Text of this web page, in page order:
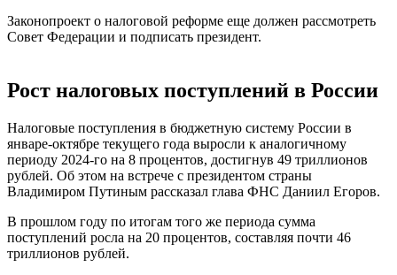
Законопроект о налоговой реформе еще должен рассмотреть
Совет Федерации и подписать президент.
Рост налоговых поступлений в России
Налоговые поступления в бюджетную систему России в
январе-октябре текущего года выросли к аналогичному
периоду 2024-го на 8 процентов, достигнув 49 триллионов
рублей. Об этом на встрече с президентом страны
Владимиром Путиным рассказал глава ФНС Даниил Егоров.
В прошлом году по итогам того же периода сумма
поступлений росла на 20 процентов, составляя почти 46
триллионов рублей.